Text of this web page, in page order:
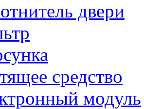
двери
средство
модуль